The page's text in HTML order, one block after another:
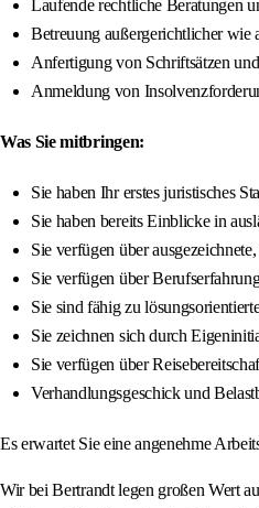
Laufende rechtliche Beratungen
Betreuung außergerichtlicher
Anfertigung von Schriftsätzen
Anmeldung von
Was Sie mitbringen:
Sie haben Ihr erstes juristisches
Sie haben bereits Einblicke in
Sie verfügen über
Sie verfügen über
Sie sind fähig zu
Sie zeichnen sich durch
Sie verfügen über
Verhandlungsgeschick und
Es erwartet Sie eine angenehme
Wir bei Bertrandt legen großen Wert